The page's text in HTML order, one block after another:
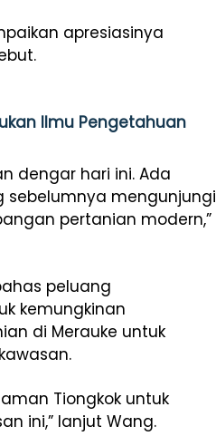
apresiasinya
Ilmu Pengetahuan
dengar hari ini. Ada
sebelumnya mengunjungi
pertanian modern,”
peluang
kemungkinan
di Merauke untuk
Tiongkok untuk
ini,” lanjut Wang.